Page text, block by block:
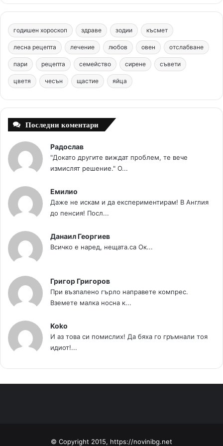
e
b
o
o
k
t
e
r
e
s
t
T
u
b
e
t
a
g
r
m
c
m
годишен хороскоп здраве зодии късмет
лесна рецепта лечение любов овен отслабване
пари рецепта семейство сирене съвети
цветя чесън щастие яйца
Последни коментари
Радослав
"Докато другите виждат проблем, те вече
измислят решение." О...
Емилио
Даже не искам и да експериментирам! В Англия
до пенсия! Посл...
Данаил Георгиев
Всичко е наред, нещата.са Ок...
Григор Григоров
При възпалено гърло направете компрес.
Вземете малка носна к...
Koko
И аз това си помислих! Да бяха го гръмнали тоя
идиот!...
© Copyright 2015, https://novinibg.net